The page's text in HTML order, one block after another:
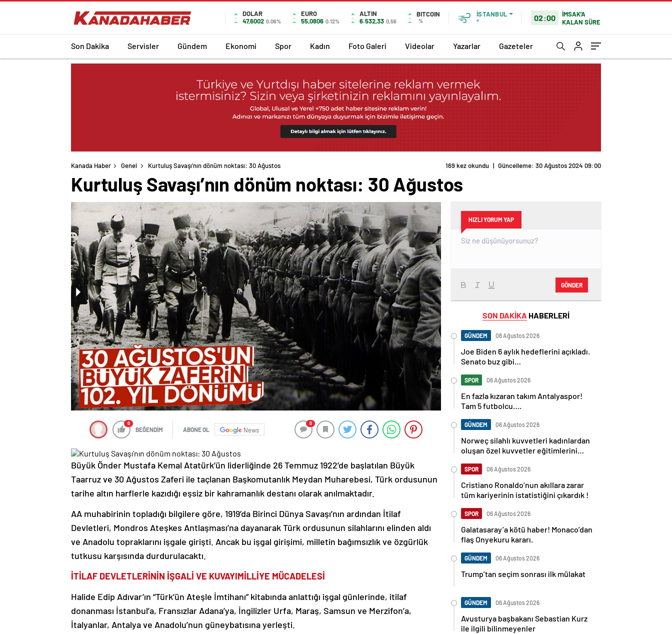
DOLAR
47,6002 0.06%
EURO
55,0806 0.12%
ALTIN
6.532,33 0,56
BITCOIN
%
İSTANBUL
°
02:00
İMSAK'A
KALAN SÜRE
Son Dakika Servisler Gündem Ekonomi Spor Kadın Foto Galeri Videolar Yazarlar Gazeteler
Kanada Haber Genel Kurtuluş Savaşı’nın dönüm noktası: 30 Ağustos 169 kez okundu | Güncelleme: 30 Ağustos 2024 09:00
Kurtuluş Savaşı’nın dönüm noktası: 30 Ağustos
0
BEĞENDİM ABONE OL News
0
Büyük Önder Mustafa Kemal Atatürk’ün liderliğinde 26 Temmuz 1922’de başlatılan Büyük
Taarruz ve 30 Ağustos Zaferi ile taçlanan Başkomutanlık Meydan Muharebesi, Türk ordusunun
tarihe altın harflerle kazıdığı eşsiz bir kahramanlık destanı olarak anılmaktadır.
AA muhabirinin topladığı bilgilere göre, 1919’da Birinci Dünya Savaşı’nın ardından İtilaf
Devletleri, Mondros Ateşkes Antlaşması’na dayanarak Türk ordusunun silahlarını elinden aldı
ve Anadolu topraklarını işgale girişti. Ancak bu işgal girişimi, milletin bağımsızlık ve özgürlük
tutkusu karşısında durdurulacaktı.
İTİLAF DEVLETLERİNİN İŞGALİ VE KUVAYIMİLLİYE MÜCADELESİ
Halide Edip Adıvar’ın “Türk’ün Ateşle İmtihanı” kitabında anlattığı işgal günlerinde, itilaf
donanması İstanbul’a, Fransızlar Adana’ya, İngilizler Urfa, Maraş, Samsun ve Merzifon’a,
İtalyanlar, Antalya ve Anadolu’nun güneybatısına yerleşti.
HIZLI YORUM YAP
GÖNDER
SON DAKİKA HABERLERİ
GÜNDEM 06 Ağustos 2026
Joe Biden 6 aylık hedeflerini açıkladı.
Senato buz gibi…
SPOR 06 Ağustos 2026
En fazla kızaran takım Antalyaspor!
Tam 5 futbolcu….
GÜNDEM 06 Ağustos 2026
Norweç silahlı kuvvetleri kadınlardan
oluşan özel kuvvetler eğitimlerini
SPOR 06 Ağustos 2026
Cristiano Ronaldo’nun akıllara zarar
tüm kariyerinin istatistiğini çıkardık !
SPOR 06 Ağustos 2026
Galatasaray’a kötü haber! Monaco’dan
flaş Onyekuru kararı.
GÜNDEM 06 Ağustos 2026
Trump’tan seçim sonrası ilk mülakat
GÜNDEM 06 Ağustos 2026
Avusturya başbakanı Sebastian Kurz
ile ilgili bilinmeyenler